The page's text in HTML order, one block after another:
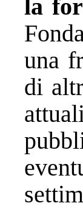
la
una
di